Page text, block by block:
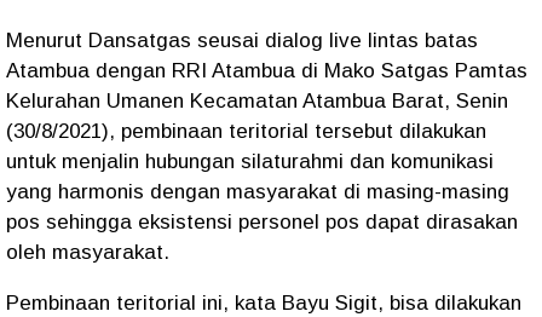
Menurut Dansatgas seusai dialog live lintas batas
Atambua dengan RRI Atambua di Mako Satgas Pamtas
Kelurahan Umanen Kecamatan Atambua Barat, Senin
(30/8/2021), pembinaan teritorial tersebut dilakukan
untuk menjalin hubungan silaturahmi dan komunikasi
yang harmonis dengan masyarakat di masing-masing
pos sehingga eksistensi personel pos dapat dirasakan
oleh masyarakat.
Pembinaan teritorial ini, kata Bayu Sigit, bisa dilakukan